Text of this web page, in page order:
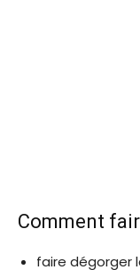
Comment
faire dégorger